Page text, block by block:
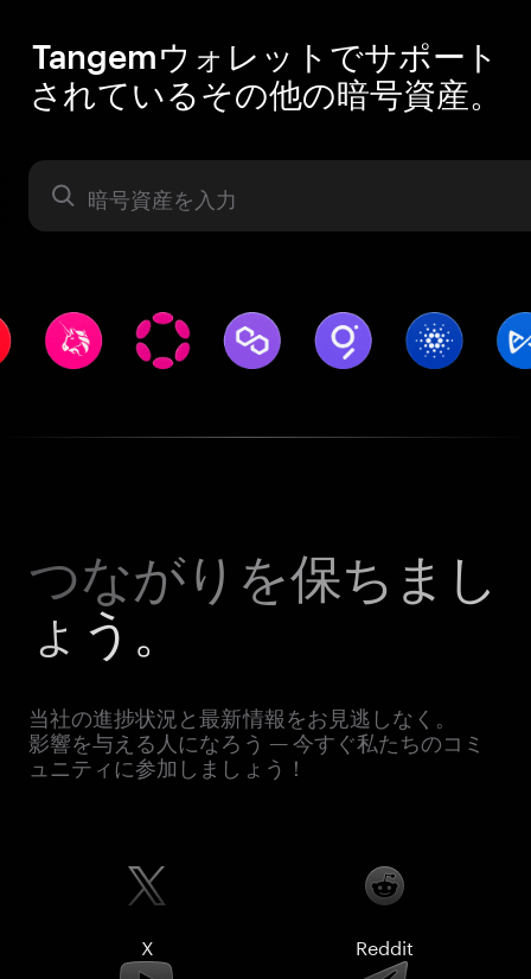
Tangemウォレットでサポート
されているその他の暗号資産。
暗号資産
つながりを保ちまし
ょう。
当社の進捗状況と最新情報をお見逃しなく。
影響を与える人になろう — 今すぐ私たちのコミ
ュニティに参加しましょう！
X Reddit